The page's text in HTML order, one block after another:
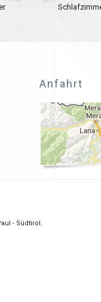
Anfahrt
- Südtirol.